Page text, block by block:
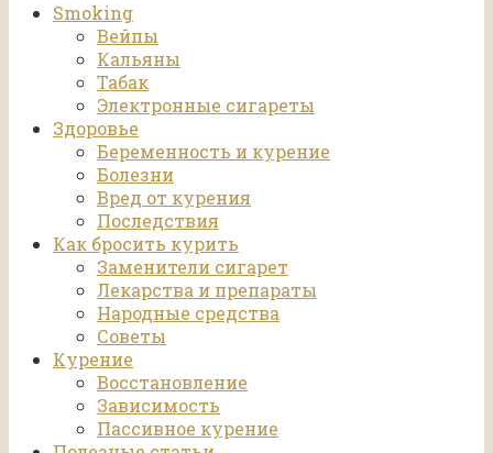
Smoking
Вейпы
Кальяны
Табак
Электронные сигареты
Здоровье
Беременность и курение
Болезни
Вред от курения
Последствия
Как бросить курить
Заменители сигарет
Лекарства и препараты
Народные средства
Советы
Курение
Восстановление
Зависимость
Пассивное курение